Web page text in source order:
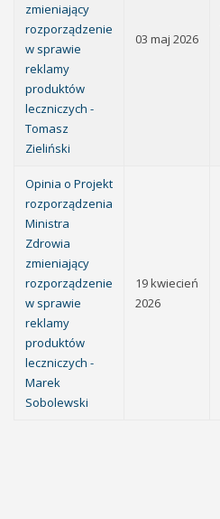
zmieniający
rozporządzenie
w sprawie
reklamy
produktów
leczniczych -
Tomasz
Zieliński
03 maj 2026
Opinia o Projekt
rozporządzenia
Ministra
Zdrowia
zmieniający
rozporządzenie
w sprawie
reklamy
produktów
leczniczych -
Marek
Sobolewski
19 kwiecień
2026